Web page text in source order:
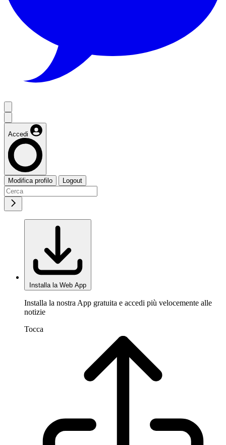
Accedi
Modifica profilo Logout
Installa la Web App
Installa la nostra App gratuita e accedi più velocemente alle
notizie
Tocca